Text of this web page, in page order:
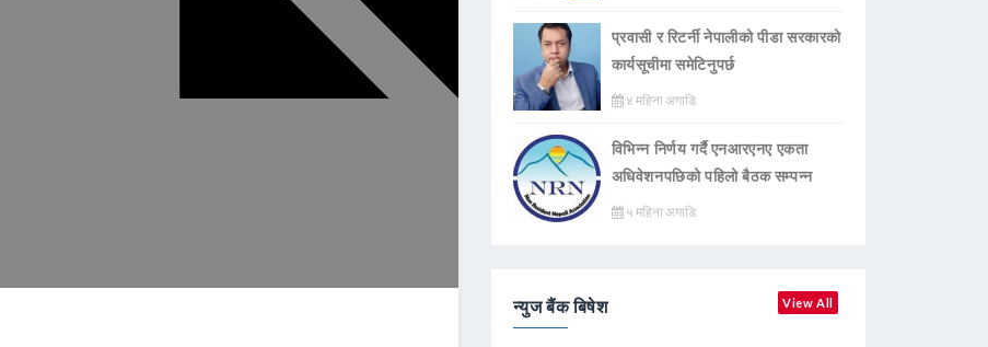
प्रवासी र रिटर्नी नेपालीको पीडा सरकारको
कार्यसूचीमा समेटिनुपर्छ
४ महिना अगाडि
विभिन्न निर्णय गर्दै एनआरएनए एकता
अधिवेशनपछिको पहिलो बैठक सम्पन्न
५ महिना अगाडि
न्युज बैंक बिषेश View All